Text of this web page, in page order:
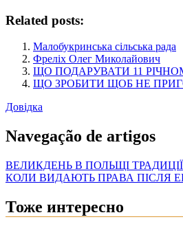
Related posts:
Малобукринська сільська рада
Фреліх Олег Миколайович
ЩО ПОДАРУВАТИ 11
ЩО ЗРОБИТИ ЩОБ НЕ
Довідка
Navegação de artigos
ВЕЛИКДЕНЬ В ПОЛЬЩІ ТРАДИЦІЇ
КОЛИ ВИДАЮТЬ ПРАВА ПІСЛЯ
Тоже интересно